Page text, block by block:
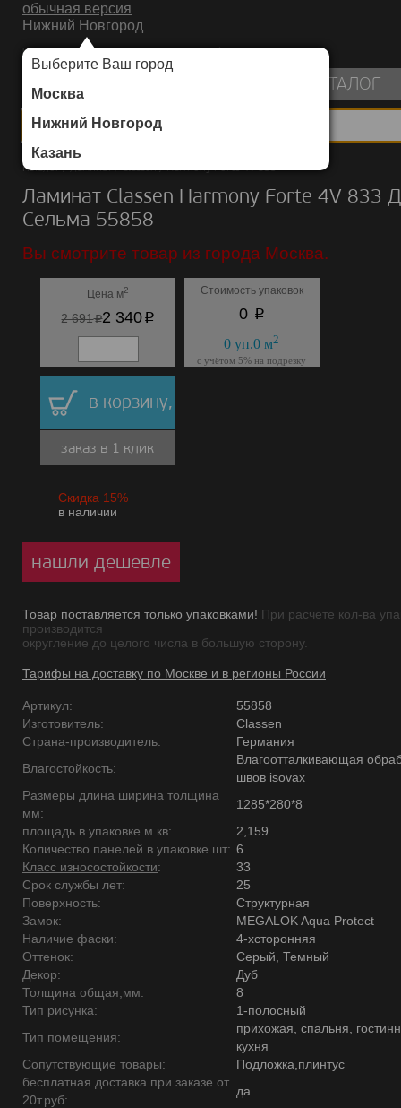
обычная версия
Нижний Новгород
Выберите Ваш город
Москва
Нижний Новгород
Казань
ИНТЕРНЕТ-МАГАЗИН НАПОЛЬНЫХ ПОКРЫТИЙ
КАТАЛОГ
Каталог/Ламинат/Classen/Harmony Forte 4V 833
Ламинат Classen Harmony Forte 4V 833
Сельма 55858
Вы смотрите товар из города Москва.
Цена м2
2 691p2 340p
Стоимость упаковок
0 p
0 уп.0 м2
с учётом 5% на подрезку
в корзину,
заказ в 1 клик
Скидка 15%
в наличии
нашли дешевле
Товар поставляется только упаковками! При расчете кол-ва
производится
округление до целого числа в большую сторону.
Тарифы на доставку по Москве и в регионы России
Артикул:
55858
Изготовитель:
Classen
Страна-производитель:
Германия
Влагостойкость:
Влагоотталкивающая
швов isovax
Размеры длина ширина толщина
мм:
1285*280*8
площадь в упаковке м кв:
2,159
Количество панелей в упаковке шт: 6
Класс износостойкости:
33
Срок службы лет:
25
Поверхность:
Структурная
Замок:
MEGALOK Aqua Protect
Наличие фаски:
4-хсторонняя
Оттенок:
Серый, Темный
Декор:
Дуб
Толщина общая,мм:
8
Тип рисунка:
1-полосный
Тип помещения:
прихожая, спальня,
кухня
Сопутствующие товары:
Подложка,плинтус
бесплатная доставка при заказе от
20т.руб:
да